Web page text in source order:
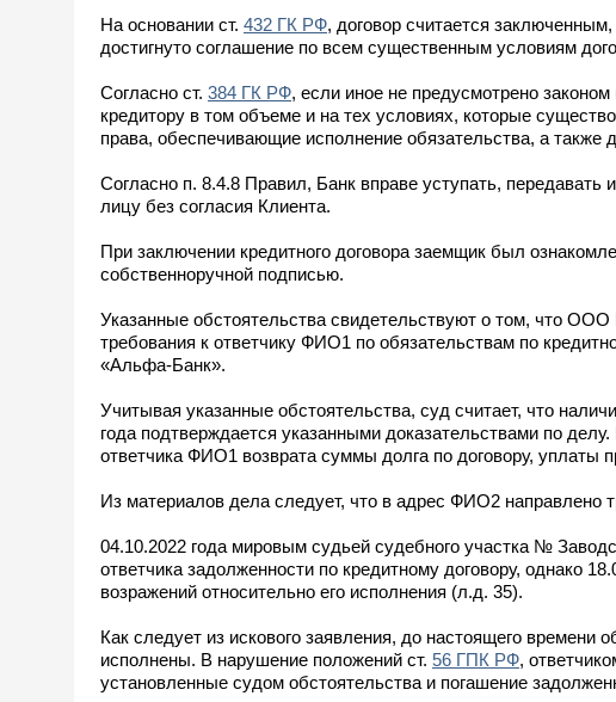
На основании ст. 432 ГК РФ, договор считается
достигнуто соглашение по всем существенным условиям
Согласно ст. 384 ГК РФ, если иное не предусмотрено
кредитору в том объеме и на тех условиях, которые
права, обеспечивающие исполнение обязательства, а также
Согласно п. 8.4.8 Правил, Банк вправе уступать,
лицу без согласия Клиента.
При заключении кредитного договора заемщик был
собственноручной подписью.
Указанные обстоятельства свидетельствуют о том, что
требования к ответчику ФИО1 по обязательствам по
«Альфа-Банк».
Учитывая указанные обстоятельства, суд считает, что
года подтверждается указанными доказательствами по
ответчика ФИО1 возврата суммы долга по договору, уплаты
Из материалов дела следует, что в адрес ФИО2 направлено
04.10.2022 года мировым судьей судебного участка №
ответчика задолженности по кредитному договору, однако
возражений относительно его исполнения (л.д. 35).
Как следует из искового заявления, до настоящего
исполнены. В нарушение положений ст. 56 ГПК РФ,
установленные судом обстоятельства и погашение